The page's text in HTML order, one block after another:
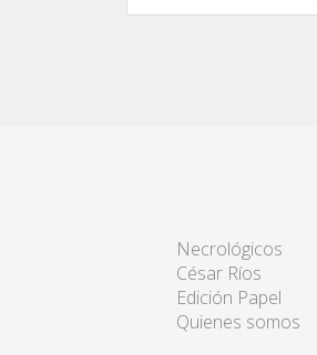
Necrológicos
César Ríos
Edición Papel
Quienes somos